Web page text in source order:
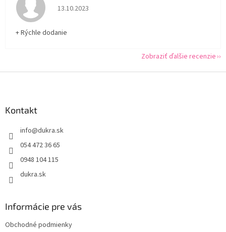
Hodnotenie obchodu je 5 z 5 hviezdičiek.
13.10.2023
+ Rýchle dodanie
Zobraziť ďalšie recenzie
Kontakt
info@dukra.sk
054 472 36 65
0948 104 115
dukra.sk
Informácie pre vás
Obchodné podmienky